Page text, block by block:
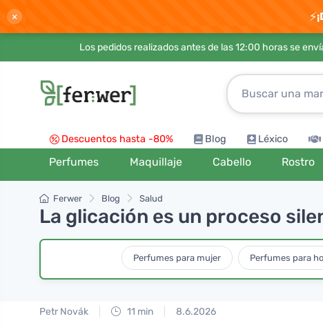
× ⚡
Los pedidos realizados antes de las 12:00 horas se
Descuentos hasta -80% Blog Léxico
Perfumes Maquillaje Cabello Rostro
Ferwer Blog Salud
La glicación es un proceso
Perfumes para mujer Perfumes para
Petr Novák 11 min 8.6.2026